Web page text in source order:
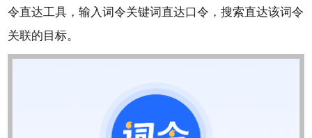
令直达工具，输入词令关键词直达口令，搜索直达该词令
关联的目标。